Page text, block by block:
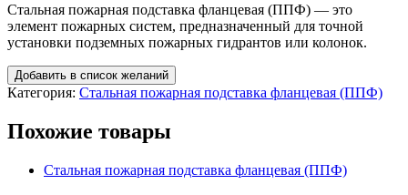
Стальная пожарная подставка фланцевая (ППФ) — это
элемент пожарных систем, предназначенный для точной
установки подземных пожарных гидрантов или колонок.
Добавить в список желаний
Категория: Стальная пожарная подставка фланцевая (ППФ)
Похожие товары
Стальная пожарная подставка фланцевая (ППФ)